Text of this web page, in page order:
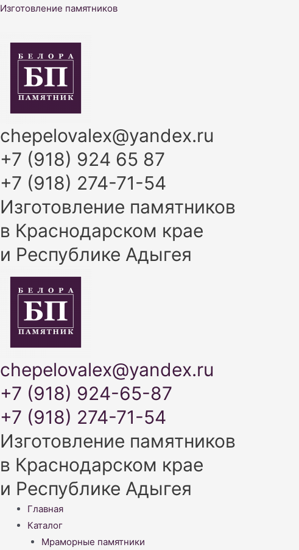
Перейти
содержимому
Изготовление памятников
chepelovalex@yandex.ru
+7 (918) 924 65 87
+7 (918) 274-71-54
Изготовление памятников
в Краснодарском крае
и Республике Адыгея
chepelovalex@yandex.ru
+7 (918) 924-65-87
+7 (918) 274-71-54
Изготовление памятников
в Краснодарском крае
и Республике Адыгея
Меню
Главная
Каталог
Мраморные памятники